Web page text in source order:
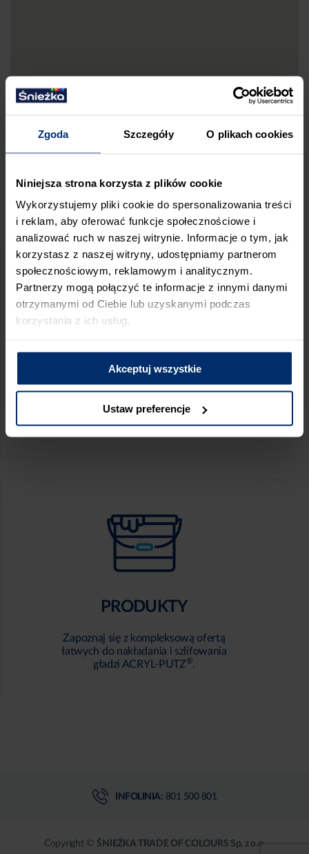
Zgoda Szczegóły O plikach cookies
Niniejsza strona korzysta z plików cookie
Wykorzystujemy pliki cookie do spersonalizowania treści
i reklam, aby oferować funkcje społecznościowe i
analizować ruch w naszej witrynie. Informacje o tym, jak
korzystasz z naszej witryny, udostępniamy partnerom
społecznościowym, reklamowym i analitycznym.
Partnerzy mogą połączyć te informacje z innymi danymi
otrzymanymi od Ciebie lub uzyskanymi podczas
korzystania z ich usług.
Akceptuj wszystkie
Ustaw preferencje
ZGŁOŚ BŁĄD
PRZED WIZYTĄ W SKLEPIE POLECAMY:
KALKULATOR ZUŻYCIA
Oblicz, jaką ilość produktów potrzebujesz,
aby perfekcyjnie wygładzić swoje ściany.
PRODUKTY
Zapoznaj się z kompleksową ofertą
łatwych do nakładania i szlifowania
gładzi ACRYL-PUTZ®.
INFOLINIA: 801 500 801
Copyright © ŚNIEŻKA TRADE OF COLOURS Sp. z o.o.